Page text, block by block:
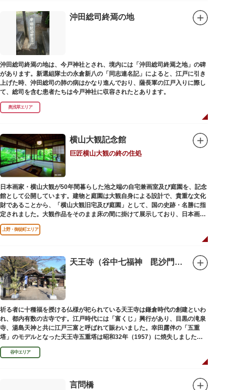
沖田総司終焉の地
沖田総司終焉の地は、今戸神社とされ、境内には「沖田総司終焉之地」の碑
があります。新選組隊士の永倉新八の「同志連名記」によると、江戸に引き
上げた時、沖田総司の肺の病はかなり進んでおり、薩長軍の江戸入りに際し
て、総司を含む患者たちは今戸神社に収容されたとあります。
奥浅草エリア
横山大観記念館
巨匠横山大観の終の住処
日本画家・横山大観が50年間暮らした池之端の自宅兼画室及び庭園を、記念
館として公開しています。建物と庭園は大観自身による設計で、貴重な文化
財であることから、「横山大観旧宅及び庭園」として、国の史跡・名勝に指
定されました。大観作品をそのまま床の間に掛けて展示しており、日本画本
来の楽しみ方を体験できる貴重な空間です。
上野・御徒町エリア
天王寺（谷中七福神 毘沙門天）
祈る者に十種福を授ける仏様が祀られている天王寺は鎌倉時代の創建といわ
れ、都内有数の古寺です。江戸時代には「富くじ」興行があり、目黒の滝泉
寺、湯島天神と共に江戸三富と呼ばれて賑わいました。幸田露伴の「五重
塔」のモデルとなった天王寺五重塔は昭和32年（1957）に焼失しました
が、その跡地は今も谷中霊園に残っています。
谷中エリア
言問橋